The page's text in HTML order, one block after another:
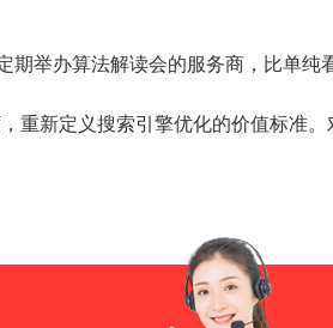
举办算法解读会的服务商，比单纯
重新定义搜索引擎优化的价值标准。